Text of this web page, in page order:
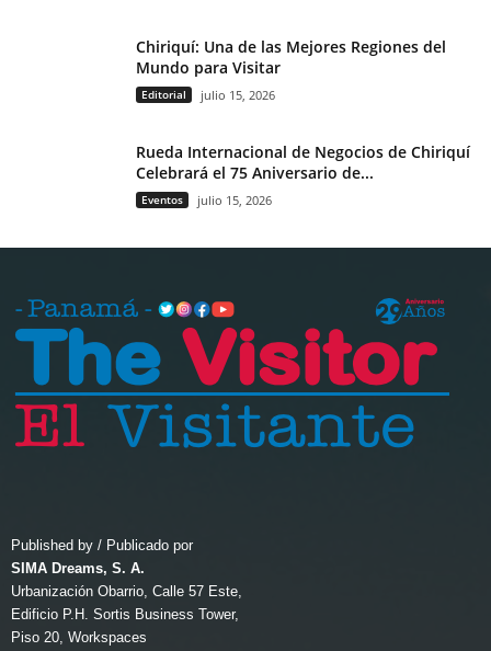
Chiriquí: Una de las Mejores Regiones del
Mundo para Visitar
Editorial julio 15, 2026
Rueda Internacional de Negocios de Chiriquí
Celebrará el 75 Aniversario de...
Eventos julio 15, 2026
Published by / Publicado por
SIMA Dreams, S. A.
Urbanización Obarrio, Calle 57 Este,
Edificio P.H. Sortis Business Tower,
Piso 20, Workspaces